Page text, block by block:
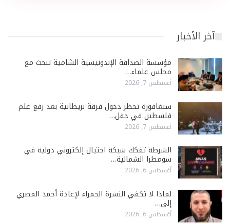
آخر الأخبار
مؤسسة الصداقة الإندونيسية الشامية تبحث مع
مجلس علماء…
أغسطس 7, 2026
سنغافورة تحظر دخول فرقة بريطانية بعد رفع علم
فلسطين في حفل…
أغسطس 7, 2026
الشرطة تفكك شبكة احتيال إلكتروني دولية في
سومطرا الشمالية…
أغسطس 6, 2026
لماذا لا تكفي النشرة الحمراء لإعادة أحمد المصري
إلى…
أغسطس 6, 2026